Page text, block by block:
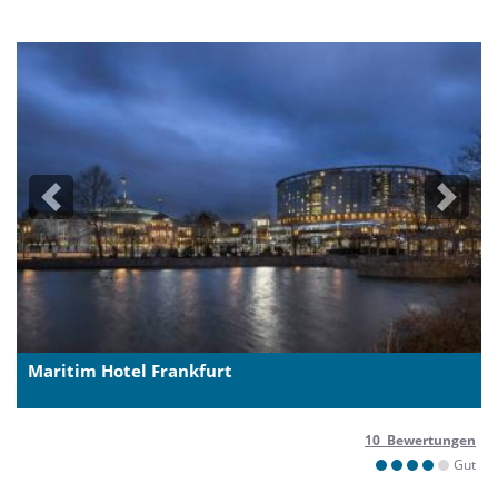
Previous Next
Maritim Hotel Frankfurt
10 Bewertungen
Gut